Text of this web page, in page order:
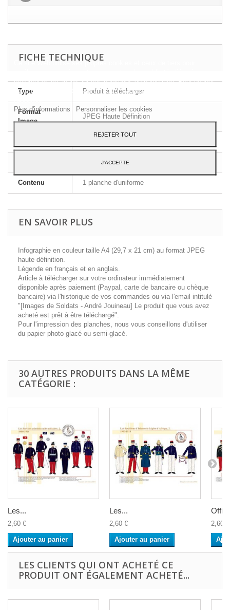
FICHE TECHNIQUE
Type Produit à télécharger
Format
Image
JPEG Haute Définition
Français et Anglais
Contenu 1 planche d'uniforme
EN SAVOIR PLUS
Infographie en couleur taille A4 (29,7 x 21 cm) au format JPEG
haute définition.
Légende en français et en anglais.
Article à télécharger sur votre ordinateur immédiatement
disponible après paiement (Paypal, carte de bancaire ou chèque
bancaire) via l'historique de vos commandes ou via l'email intitulé
"[Images de Soldats - André Jouineau] Le produit que vous avez
acheté est prêt à être téléchargé".
Pour l'impression des planches, nous vous conseillons d'utiliser
du papier photo glacé ou semi-glacé.
30 AUTRES PRODUITS DANS LA MÊME
CATÉGORIE :
Les...
2,60 €
Ajouter au panier
Les...
2,60 €
Ajouter au panier
2,60 €
LES CLIENTS QUI ONT ACHETÉ CE
PRODUIT ONT ÉGALEMENT ACHETÉ...
Ce site Web utilise ses propres cookies et ceux de tiers pour
préférences en analysant vos habitudes de navigation. Pour donner
votre consentement à son utilisation, appuyez sur le bouton
Plus d'informations
Personnaliser les cookies
REJETER TOUT
J'ACCEPTE